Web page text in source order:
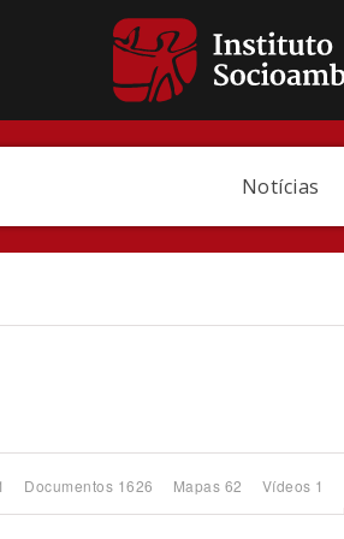
Notícias
Documentos 1626 Mapas 62 Vídeos 1